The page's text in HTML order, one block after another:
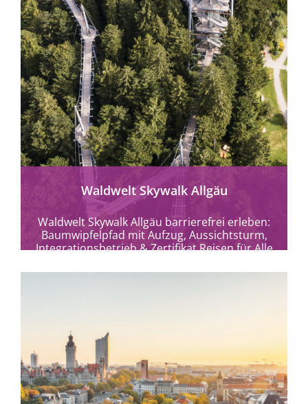
Waldwelt Skywalk Allgäu
Waldwelt Skywalk Allgäu barrierefrei erleben:
Baumwipfelpfad mit Aufzug, Aussichtsturm,
Integrationsbetrieb & Zertifikat Reisen für Alle